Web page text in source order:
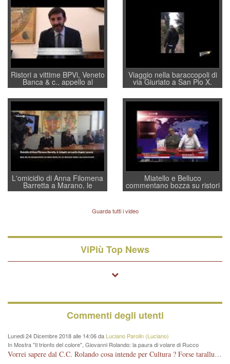
Ristori a vittime BPVi, Veneto
Banca & c., appello al
sottosegretario Alessio
Villarosa: per mettere ordine
convochi con Di Maio CNCU
a supporto della cabina di
regia al Mef
Viaggio nella baraccopoli di
via Giuriato a San Pio X.
Vicenza ai Vicentini: “faremo
un regalo di Natale ai
residenti”
L'omicidio di Anna Filomena
Barretta a Marano, le
indagini dei carabinieri di
Lavarra: più avvincenti di
quelle di... Barbara D'Urso
Miatello e Belluco
commentano bozza su ristori
BPVi e Veneto Banca
Guarda tutti i video
ViPiù Top News
Commenti degli utenti
Lunedi 24 Dicembre 2018 alle 14:06 da Luciano Parolin (Luciano)
In Mostra "Il trionfo del colore", Giovanni Rolando: la paura di volare di Rucco
Vorrei sapere dal C.C. Rolando cosa intende per Cultura ? Forse tarallucci, vino e sagre, o spaghetti tricolori del PD ? Il continuo (s)parlare della mostra a Palazzo Chiericati caro consigliere DANNEGGIA FORTEMENTE l'immagine della città TUTTA e fa deviare i consensi che in RUSSIA (badi bene ex U.R.S.S.) sono ECCELLENTI. A livello artistico l'evento è di alta Valenza culturale, COMPITO di Tutta la Cittadinanza fare il possibile per propagandare l'iniziativa senza farne UN CASO PARTITICO come fa Lei da sempre. Meno Gazebo + Partecipazione! E così sia. Amen.